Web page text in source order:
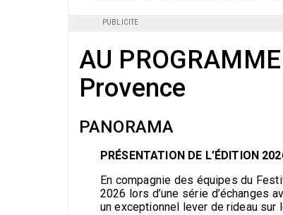
PUBLICITE
AU
Provence
PANORAMA
PRÉSENTATION DE L’ÉDITION
En compagnie des équipes du
2026 lors d’une série d’échanges
un exceptionnel lever de rideau sur